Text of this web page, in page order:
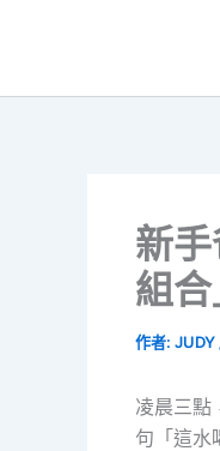
新
組
作者: JUDY
凌晨三點
句「這水